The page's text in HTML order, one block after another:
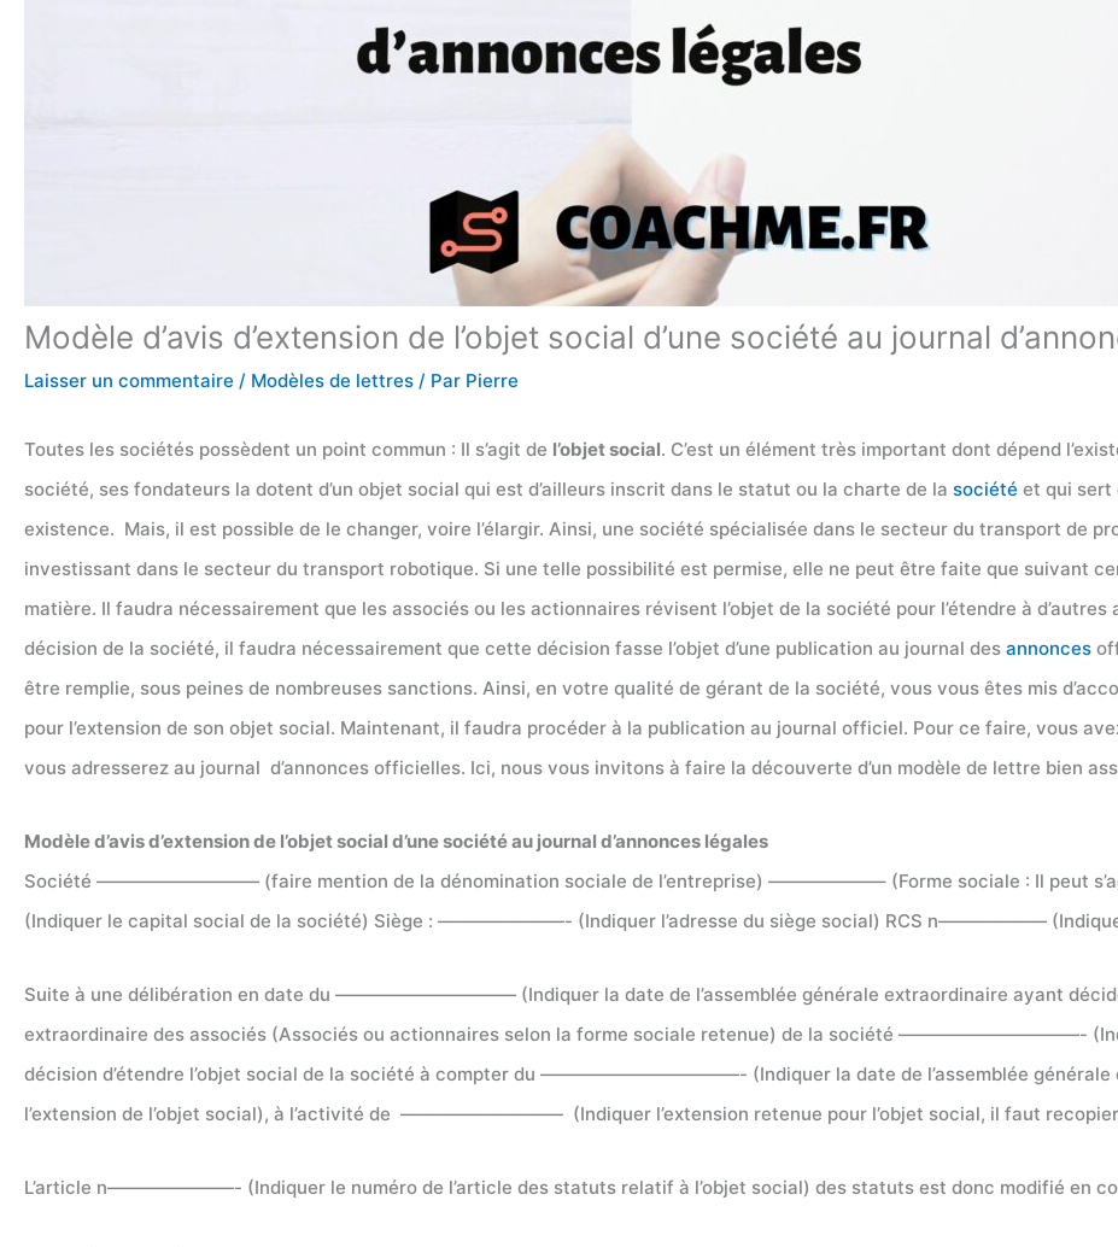
Modèle d’avis d’extension de l’objet social d’une société au journal
Laisser un commentaire / Modèles de lettres / Par Pierre
Toutes les sociétés possèdent un point commun : Il s’agit de l’objet social. C’est un élément très important dont dépend
société, ses fondateurs la dotent d’un objet social qui est d’ailleurs inscrit dans le statut ou la charte de la société et qui sert
existence. Mais, il est possible de le changer, voire l’élargir. Ainsi, une société spécialisée dans le secteur du transport de
investissant dans le secteur du transport robotique. Si une telle possibilité est permise, elle ne peut être faite que suivant
matière. Il faudra nécessairement que les associés ou les actionnaires révisent l’objet de la société pour l’étendre à
décision de la société, il faudra nécessairement que cette décision fasse l’objet d’une publication au journal des annonces
être remplie, sous peines de nombreuses sanctions. Ainsi, en votre qualité de gérant de la société, vous vous êtes mis
pour l’extension de son objet social. Maintenant, il faudra procéder à la publication au journal officiel. Pour ce faire, vous
vous adresserez au journal d’annonces officielles. Ici, nous vous invitons à faire la découverte d’un modèle de lettre bien
Modèle d’avis d’extension de l’objet social d’une société au journal d’annonces légales
Société ————————— (faire mention de la dénomination sociale de l’entreprise) ——————– (Forme sociale : Il peut
(Indiquer le capital social de la société) Siège : ———————- (Indiquer l’adresse du siège social) RCS n—————— (Indiquer
Suite à une délibération en date du —————————— (Indiquer la date de l’assemblée générale extraordinaire ayant décidé
extraordinaire des associés (Associés ou actionnaires selon la forme sociale retenue) de la société ——————————-
décision d’étendre l’objet social de la société à compter du ———————————- (Indiquer la date de l’assemblée générale
l’extension de l’objet social), à l’activité de ————————— (Indiquer l’extension retenue pour l’objet social, il faut
L’article n———————- (Indiquer le numéro de l’article des statuts relatif à l’objet social) des statuts est donc modifié en